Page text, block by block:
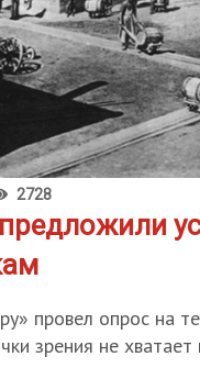
2728
провел опрос на
зрения не хватает